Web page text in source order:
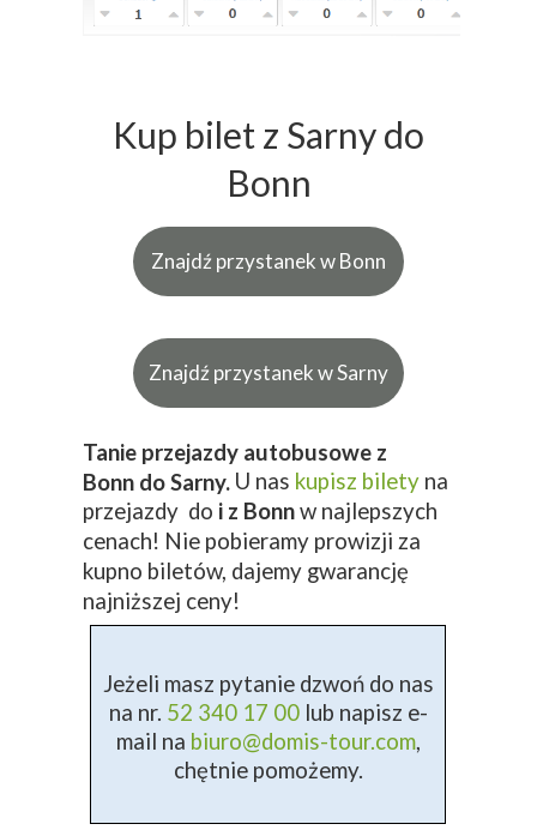
Znajdź przystanek w Bonn
Znajdź przystanek w Sarny
Kup bilet z Sarny do
Bonn
Tanie przejazdy autobusowe z
Bonn do Sarny. U nas kupisz bilety na
przejazdy do i z Bonnw najlepszych
cenach! Nie pobieramy prowizji za
kupno biletów, dajemy gwarancję
najniższej ceny!
Jeżeli masz pytanie dzwoń do nas
na nr. 52 340 17 00lub napisz e-
mail na biuro@domis-tour.com,
chętnie pomożemy.